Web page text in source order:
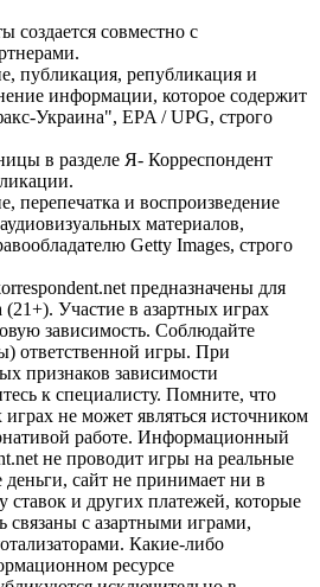
создается совместно с
публикация, републикация и
информации, которое содержит
Украина", EPA / UPG, строго
в разделе Я- Корреспондент
перепечатка и воспроизведение
материалов,
Getty Images, строго
предназначены для
Участие в азартных играх
зависимость. Соблюдайте
ответственной игры. При
признаков зависимости
к специалисту. Помните, что
играх не может являться источником
работе. Информационный
не проводит игры на реальные
сайт не принимает ни в
ставок и других платежей, которые
связаны с азартными играми,
Какие-либо
ресурсе